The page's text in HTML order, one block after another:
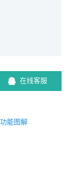
在线客服
功能图解